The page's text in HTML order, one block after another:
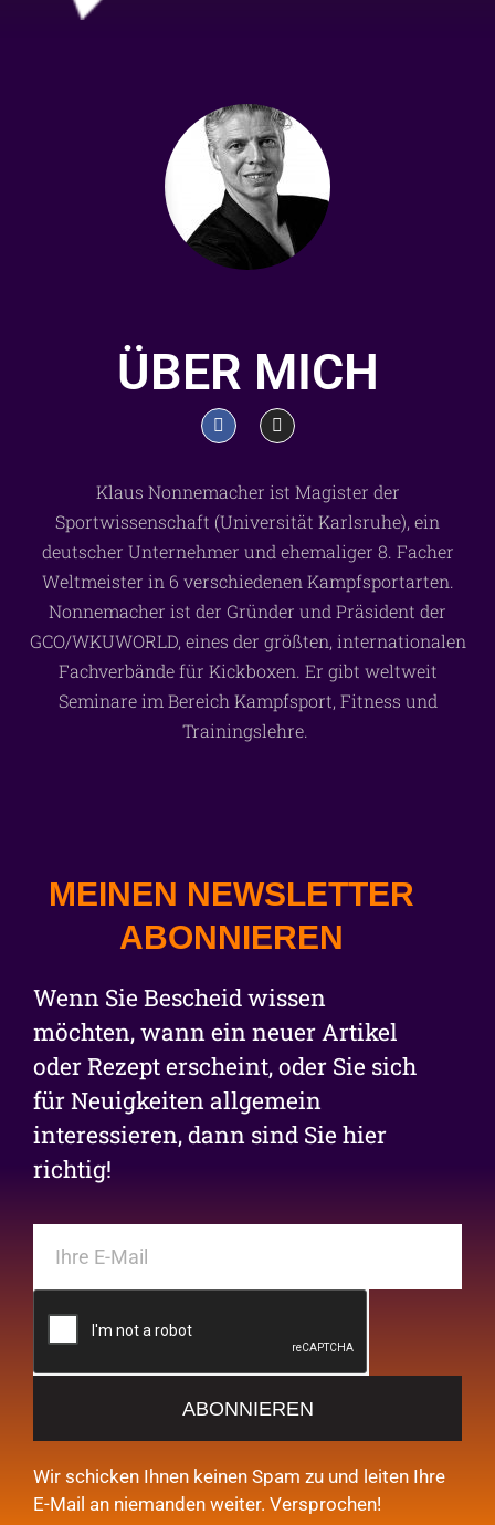
ÜBER MICH
Klaus Nonnemacher ist Magister der
Sportwissenschaft (Universität Karlsruhe), ein
deutscher Unternehmer und ehemaliger 8. Facher
Weltmeister in 6 verschiedenen Kampfsportarten.
Nonnemacher ist der Gründer und Präsident der
GCO/WKUWORLD, eines der größten, internationalen
Fachverbände für Kickboxen. Er gibt weltweit
Seminare im Bereich Kampfsport, Fitness und
Trainingslehre.
MEINEN NEWSLETTER
ABONNIEREN
Wenn Sie Bescheid wissen
möchten, wann ein neuer Artikel
oder Rezept erscheint, oder Sie sich
für Neuigkeiten allgemein
interessieren, dann sind Sie hier
richtig!
ABONNIEREN
Wir schicken Ihnen keinen Spam zu und leiten Ihre
E-Mail an niemanden weiter. Versprochen!